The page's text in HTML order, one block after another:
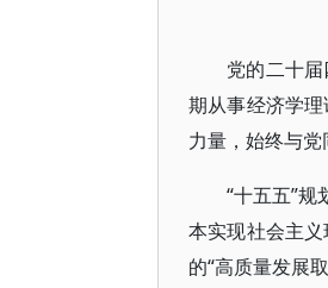
党的二十
期从事经济学
力量，始终与
“十五五”
本实现社会主
的“高质量发展